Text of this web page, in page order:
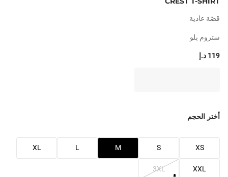
قصّة عادية
ستروم بلو
119 د.إ
أختر الحجم
XS
S
M
L
XL
XXL
3XL